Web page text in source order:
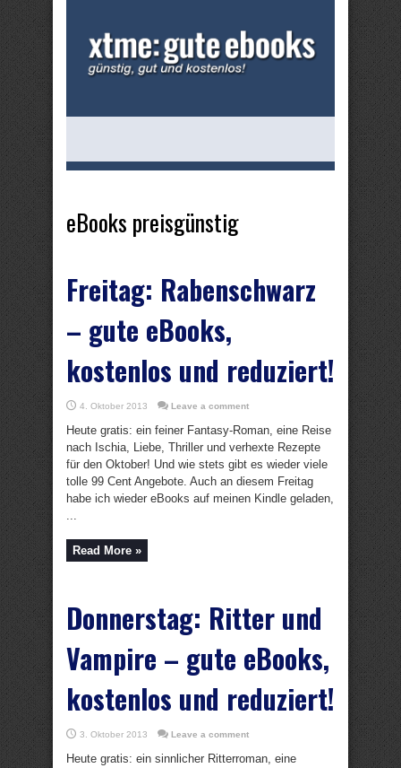
eBooks preisgünstig
Freitag: Rabenschwarz
– gute eBooks,
kostenlos und reduziert!
4. Oktober 2013 Leave a comment
Heute gratis: ein feiner Fantasy-Roman, eine Reise
nach Ischia, Liebe, Thriller und verhexte Rezepte
für den Oktober! Und wie stets gibt es wieder viele
tolle 99 Cent Angebote. Auch an diesem Freitag
habe ich wieder eBooks auf meinen Kindle geladen,
...
Read More »
Donnerstag: Ritter und
Vampire – gute eBooks,
kostenlos und reduziert!
3. Oktober 2013 Leave a comment
Heute gratis: ein sinnlicher Ritterroman, eine